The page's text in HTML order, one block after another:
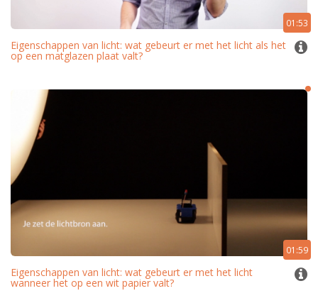
01:53
Eigenschappen van licht: wat gebeurt er met het licht als het
op een matglazen plaat valt?
01:59
Eigenschappen van licht: wat gebeurt er met het licht
wanneer het op een wit papier valt?